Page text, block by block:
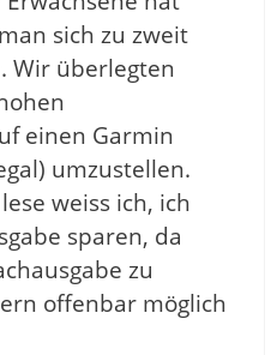
sich zu zweit
Wir überlegten
einen Garmin
umzustellen.
weiss ich, ich
sparen, da
zu
offenbar möglich